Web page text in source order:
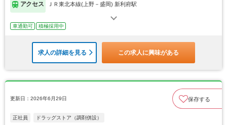
アクセス ＪＲ東北本線(上野－盛岡) 新利府駅
車通勤可 積極採用中
求人の詳細を見る この求人に興味がある
更新日：2026年6月29日 保存する
正社員 ドラッグストア（調剤併設）